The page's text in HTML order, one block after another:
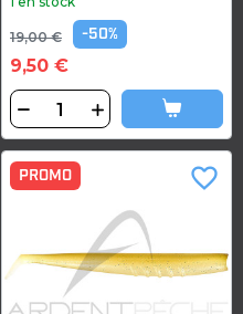
19,00 € -50%
9,50 €
PROMO favorite_border